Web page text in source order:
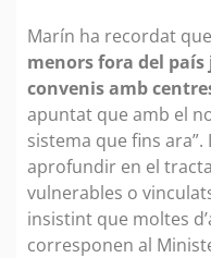
Marín ha recordat que
menors fora del
convenis amb
apuntat que amb el
sistema que fins
aprofundir en el
vulnerables o
insistint que moltes
corresponen al